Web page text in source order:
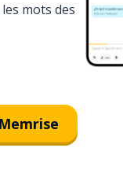
mots des